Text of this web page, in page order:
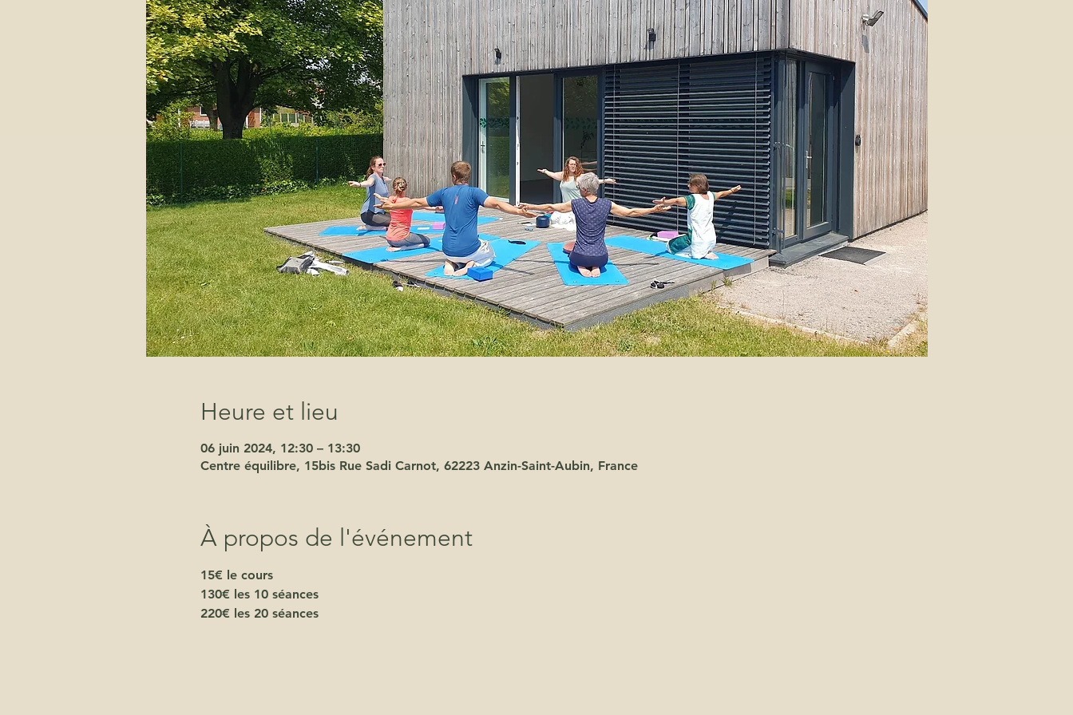
Heure et lieu
06 juin 2024, 12:30 – 13:30
Centre équilibre, 15bis Rue Sadi Carnot, 62223 Anzin-Saint-Aubin, France
À propos de l'événement
15€ le cours
130€ les 10 séances
220€ les 20 séances